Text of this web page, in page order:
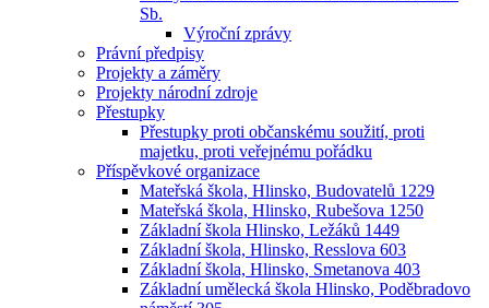
Sb.
Výroční zprávy
Právní předpisy
Projekty a záměry
Projekty národní zdroje
Přestupky
Přestupky proti občanskému soužití, proti
majetku, proti veřejnému pořádku
Příspěvkové organizace
Mateřská škola, Hlinsko, Budovatelů 1229
Mateřská škola, Hlinsko, Rubešova 1250
Základní škola Hlinsko, Ležáků 1449
Základní škola, Hlinsko, Resslova 603
Základní škola, Hlinsko, Smetanova 403
Základní umělecká škola Hlinsko, Poděbradovo